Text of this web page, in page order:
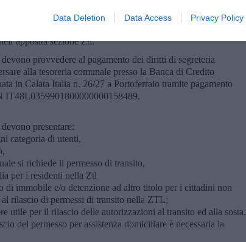
Data Deletion Data Access Privacy Policy
l’Ufficio Protocollo del Comune recandovisi
all'indirizzo protocollo@comune.portoferraio.li.it o una Pec
E' obbligatorio l'utilizzo degli appositi moduli
sezione Ztl.
provvedere al pagamento dei diritti di segreteria
alla tesoreria comunale presso la Banca di Credito
in Calata Italia n. 26/27 a Portoferraio tramite pagamento
IT48L0359901800000000158489.
presentare:
categoria di utenti,
si richiede il permesso di transito,
per i residenti nella Ztl
di immobile e/o detenzione ad altro titolo per i cittadini non
rilascio di permessi di transito nella ZTL;
utile per il rilascio delle autorizzazioni al transito ed alla sosta.
del permesso per assistenza domiciliare è necessaria la